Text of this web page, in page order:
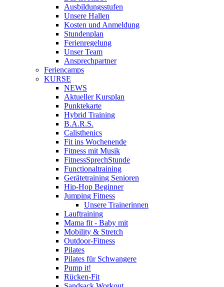
Ausbildungsstufen
Unsere Hallen
Kosten und Anmeldung
Stundenplan
Ferienregelung
Unser Team
Ansprechpartner
Feriencamps
KURSE
NEWS
Aktueller Kursplan
Punktekarte
Hybrid Training
B.A.R.S.
Calisthenics
Fit ins Wochenende
Fitness mit Musik
FitnessSprechStunde
Functionaltraining
Gerätetraining Senioren
Hip-Hop Beginner
Jumping Fitness
Unsere Trainerinnen
Lauftraining
Mama fit - Baby mit
Mobility & Stretch
Outdoor-Fitness
Pilates
Pilates für Schwangere
Pump it!
Rücken-Fit